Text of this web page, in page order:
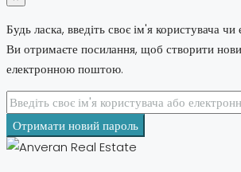
Будь ласка, введіть своє ім'я користувача
Ви отримаєте посилання, щоб створити
електронною поштою.
Отримати новий пароль